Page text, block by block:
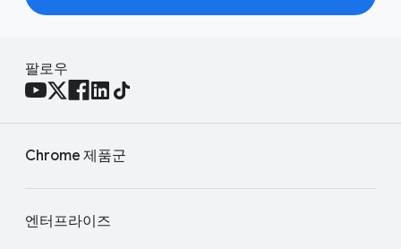
팔로우
Chrome 제품군
엔터프라이즈